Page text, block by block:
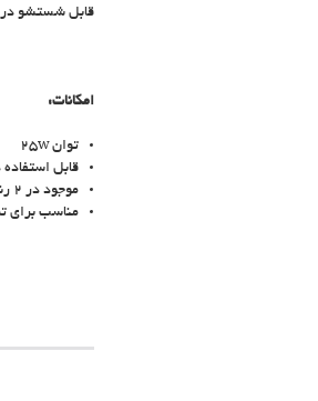
قابل شستشو در ظرفشوئی می باشند.
امکانات:
توان 25W
قابل
موجود در 2 رنگ
مناسب برای